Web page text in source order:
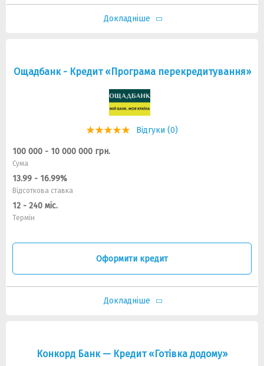
Докладніше
Ощадбанк - Кредит «Програма перекредитування»
Відгуки (0)
100 000 - 10 000 000 грн.
Сума
13.99 - 16.99%
Відсоткова ставка
12 - 240 міс.
Термін
Оформити кредит
Докладніше
Конкорд Банк — Кредит «Готівка додому»